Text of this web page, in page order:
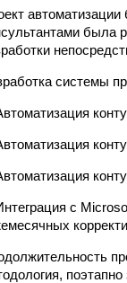
была
системы
с